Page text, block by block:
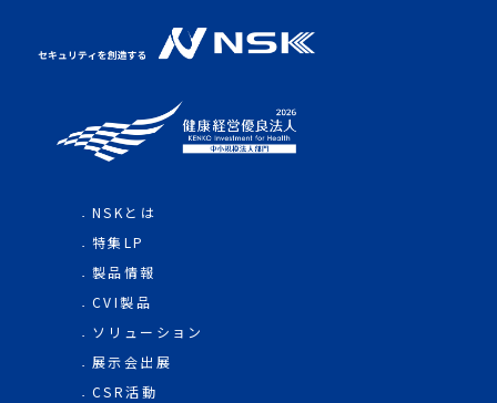
NSKとは
特集LP
製品情報
CVI製品
ソリューション
展示会出展
CSR活動